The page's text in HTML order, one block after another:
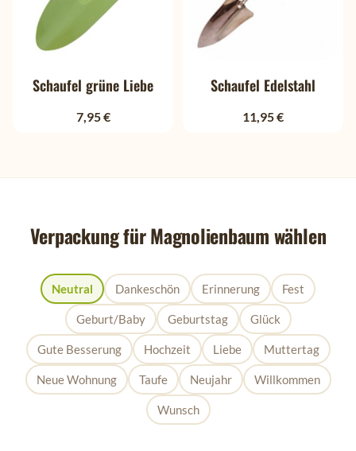
Schaufel grüne Liebe
7,95 €
Schaufel Edelstahl
11,95 €
Verpackung für Magnolienbaum wählen
Neutral Dankeschön Erinnerung Fest
Geburt/Baby Geburtstag Glück
Gute Besserung Hochzeit Liebe Muttertag
Neue Wohnung Taufe Neujahr Willkommen
Wunsch